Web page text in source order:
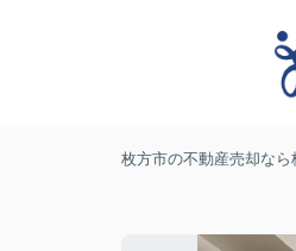
枚方市の不動産売却な